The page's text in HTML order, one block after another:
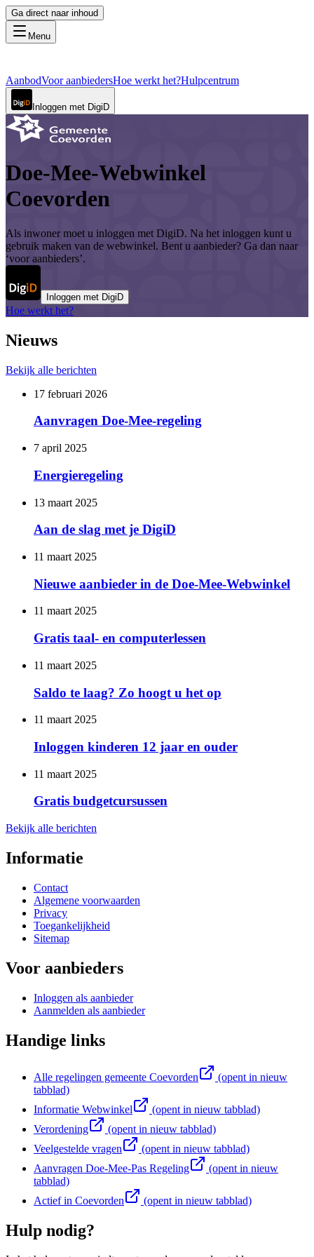
Ga direct naar inhoud
Menu
AanbodVoor aanbiedersHoe werkt het?Hulpcentrum
Inloggen met DigiD
Doe-Mee-Webwinkel
Coevorden
Als inwoner moet u inloggen met DigiD. Na het inloggen kunt u
gebruik maken van de webwinkel. Bent u aanbieder? Ga dan naar
‘voor aanbieders’.
Inloggen met DigiD
Hoe werkt het?
Nieuws
Bekijk alle berichten
17 februari 2026
Aanvragen Doe-Mee-regeling
7 april 2025
Energieregeling
13 maart 2025
Aan de slag met je DigiD
11 maart 2025
Nieuwe aanbieder in de Doe-Mee-Webwinkel
11 maart 2025
Gratis taal- en computerlessen
11 maart 2025
Saldo te laag? Zo hoogt u het op
11 maart 2025
Inloggen kinderen 12 jaar en ouder
11 maart 2025
Gratis budgetcursussen
Bekijk alle berichten
Informatie
Contact
Algemene voorwaarden
Privacy
Toegankelijkheid
Sitemap
Voor aanbieders
Inloggen als aanbieder
Aanmelden als aanbieder
Handige links
Alle regelingen gemeente Coevorden
(opent in nieuw
tabblad)
Informatie Webwinkel
(opent in nieuw tabblad)
Verordening
(opent in nieuw tabblad)
Veelgestelde vragen
(opent in nieuw tabblad)
Aanvragen Doe-Mee-Pas Regeling
(opent in nieuw
tabblad)
Actief in Coevorden
(opent in nieuw tabblad)
Hulp nodig?